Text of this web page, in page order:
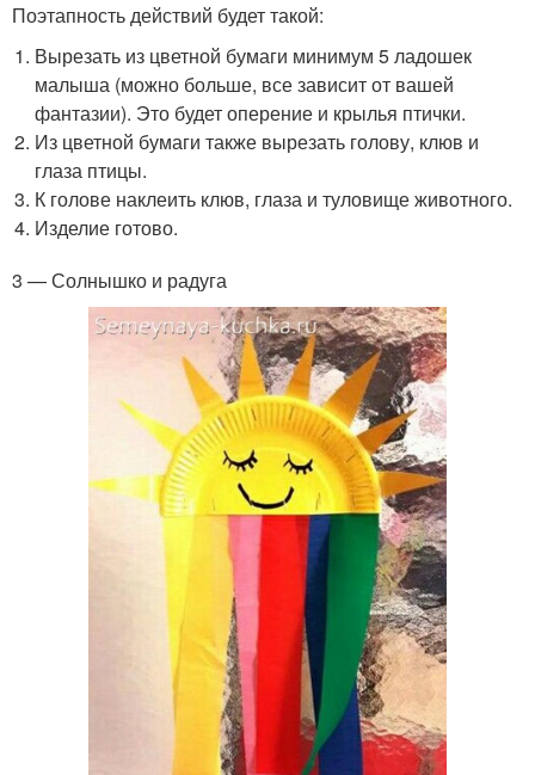
Поэтапность действий будет такой:
Вырезать из цветной бумаги минимум 5 ладошек
малыша (можно больше, все зависит от вашей
фантазии). Это будет оперение и крылья птички.
Из цветной бумаги также вырезать голову, клюв и
глаза птицы.
К голове наклеить клюв, глаза и туловище животного.
Изделие готово.
3 — Солнышко и радуга